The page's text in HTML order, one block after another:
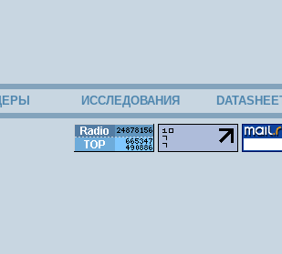
ИССЛЕДОВАНИЯ